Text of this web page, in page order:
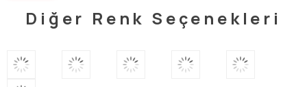
Diğer Renk Seçenekleri